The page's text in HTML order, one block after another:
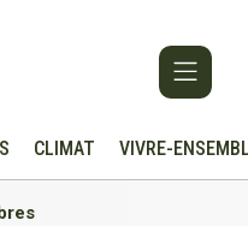
CLIMAT VIVRE-